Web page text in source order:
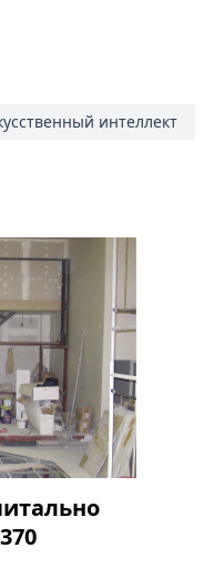
интеллект